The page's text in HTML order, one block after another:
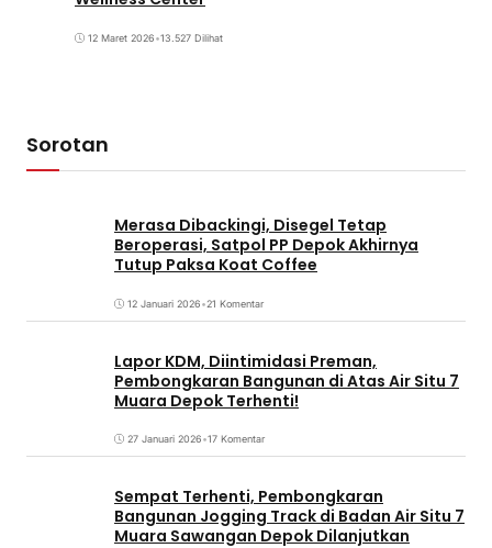
12 Maret 2026•13.527 Dilihat
Sorotan
Merasa Dibackingi, Disegel Tetap
Beroperasi, Satpol PP Depok Akhirnya
Tutup Paksa Koat Coffee
12 Januari 2026•21 Komentar
Lapor KDM, Diintimidasi Preman,
Pembongkaran Bangunan di Atas Air Situ 7
Muara Depok Terhenti!
27 Januari 2026•17 Komentar
Sempat Terhenti, Pembongkaran
Bangunan Jogging Track di Badan Air Situ 7
Muara Sawangan Depok Dilanjutkan